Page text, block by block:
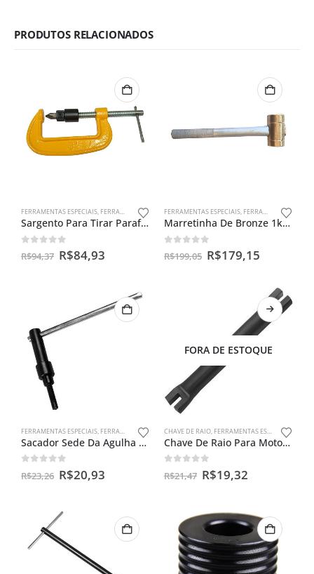
PRODUTOS RELACIONADOS
FERRAMENTAS ESPECIAIS, FERRAMENTAS PARA FILTROS CENTRÍFUGO
Sargento Para Tirar Parafuso Do Filtro Centrífugo Da Moto
out of 5
R$94,37 R$84,93
FERRAMENTAS ESPECIAIS, FERRAMENTAS PARA VIRABREQUIM
Marretinha De Bronze 1kg Para Alinhamento De Virabrequim
out of 5
R$199,05 R$179,15
FERRAMENTAS ESPECIAIS, FERRAMENTAS PARA CARBURADORES
Sacador Sede Da Agulha Do Carburador Universal
out of 5
R$23,26 R$20,93
FORA DE ESTOQUE
CHAVE DE RAIO, FERRAMENTAS ESPECIAIS
Chave De Raio Para Motos 13 X 13mm
out of 5
R$21,47 R$19,32